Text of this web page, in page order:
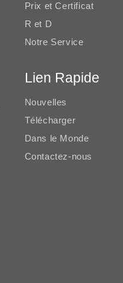
Prix et Certificat
R et D
Notre Service
Lien Rapide
Nouvelles
Télécharger
Dans le Monde
Contactez-nous